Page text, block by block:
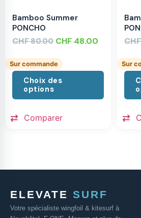
Bamboo Summer
PONCHO
CHF80.00 CHF 48.00
Sur commande
Choix des
options
Comparer
CHF
Sur
ELEVATE SURF
Votre spécialiste wingfoil & kitesurf à